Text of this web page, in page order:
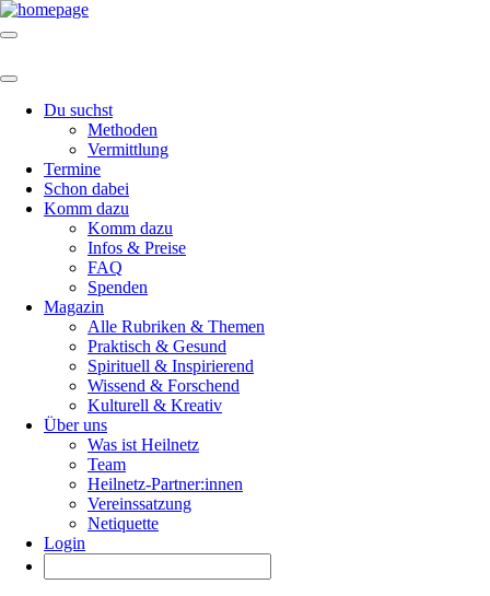
Du suchst
Methoden
Vermittlung
Termine
Schon dabei
Komm dazu
Komm dazu
Infos & Preise
FAQ
Spenden
Magazin
Alle Rubriken & Themen
Praktisch & Gesund
Spirituell & Inspirierend
Wissend & Forschend
Kulturell & Kreativ
Über uns
Was ist Heilnetz
Team
Heilnetz-Partner:innen
Vereinssatzung
Netiquette
Login